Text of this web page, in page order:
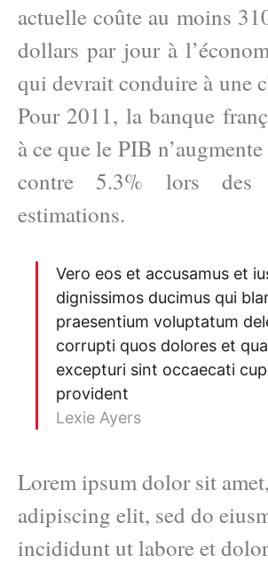
actuelle coûte au moins
dollars par jour à
qui devrait conduire à une
Pour 2011, la banque
à ce que le PIB
contre 5.3% lors des
estimations.
Vero eos et accusamus et
dignissimos ducimus qui
praesentium voluptatum
corrupti quos dolores et
excepturi sint occaecati
provident
Lexie Ayers
Lorem ipsum dolor sit
adipiscing elit, sed do
incididunt ut labore et